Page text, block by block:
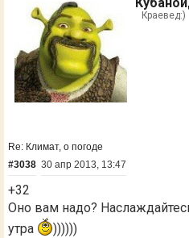
Краевед:)
Re: Климат, о погоде
#3038 30 апр 2013, 13:47
+32
Оно вам надо?
утра
))))))